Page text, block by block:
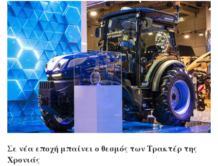
Σε νέα εποχή μπαίνει ο θεσμός των Τρακτέρ της
Χρονιάς